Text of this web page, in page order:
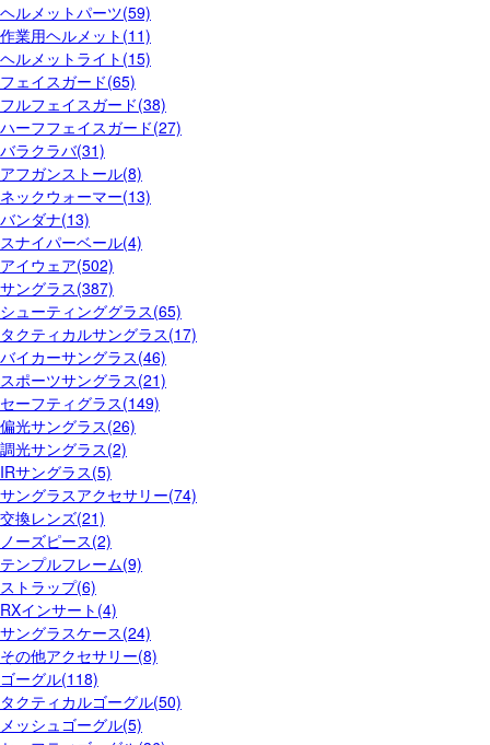
ヘルメットパーツ(59)
作業用ヘルメット(11)
ヘルメットライト(15)
フェイスガード(65)
フルフェイスガード(38)
ハーフフェイスガード(27)
バラクラバ(31)
アフガンストール(8)
ネックウォーマー(13)
バンダナ(13)
スナイパーベール(4)
アイウェア(502)
サングラス(387)
シューティンググラス(65)
タクティカルサングラス(17)
バイカーサングラス(46)
スポーツサングラス(21)
セーフティグラス(149)
偏光サングラス(26)
調光サングラス(2)
IRサングラス(5)
サングラスアクセサリー(74)
交換レンズ(21)
ノーズピース(2)
テンプルフレーム(9)
ストラップ(6)
RXインサート(4)
サングラスケース(24)
その他アクセサリー(8)
ゴーグル(118)
タクティカルゴーグル(50)
メッシュゴーグル(5)